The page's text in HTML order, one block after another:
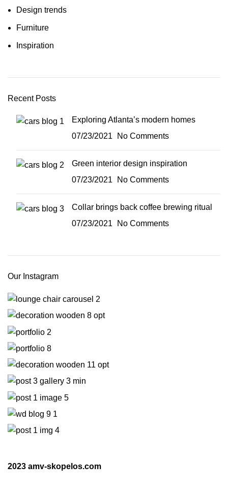
Design trends
Furniture
Inspiration
Recent Posts
Exploring Atlanta’s modern homes
07/23/2021
No Comments
Green interior design inspiration
07/23/2021
No Comments
Collar brings back coffee brewing ritual
07/23/2021
No Comments
Our Instagram
2023 amv-skopelos.com